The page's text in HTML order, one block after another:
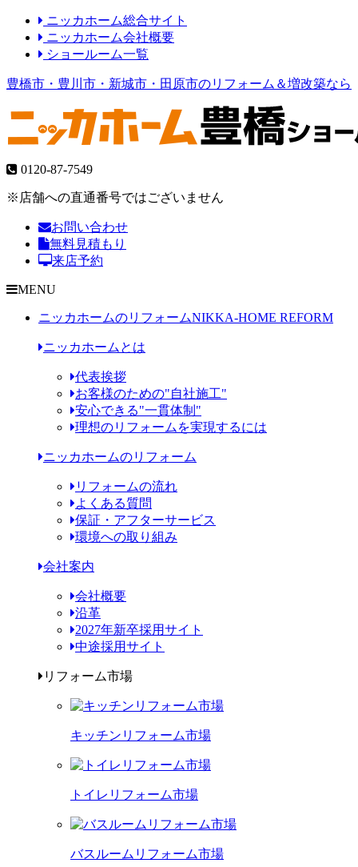
ニッカホーム総合サイト
ニッカホーム会社概要
ショールーム一覧
豊橋市・豊川市・新城市・田原市のリフォーム＆増改築なら
0120-87-7549
※店舗への直通番号ではございません
お問い合わせ
無料見積もり
来店予約
MENU
ニッカホームのリフォームNIKKA-HOME REFORM
ニッカホームとは
代表挨拶
お客様のための"自社施工"
安心できる"一貫体制"
理想のリフォームを実現するには
ニッカホームのリフォーム
リフォームの流れ
よくある質問
保証・アフターサービス
環境への取り組み
会社案内
会社概要
沿革
2027年新卒採用サイト
中途採用サイト
リフォーム市場
キッチンリフォーム市場
トイレリフォーム市場
バスルームリフォーム市場